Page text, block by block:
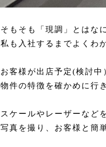
そもそも「現調」とはな
私も入社するまでよくわ
お客様が出店予定(検討中
物件の特徴を確かめに行
スケールやレーザーなど
写真を撮り、お客様と簡